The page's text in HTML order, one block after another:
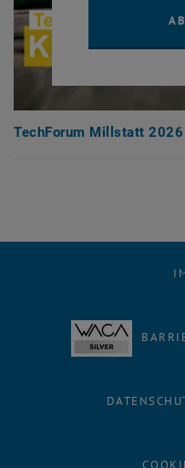
TechForum Millstatt